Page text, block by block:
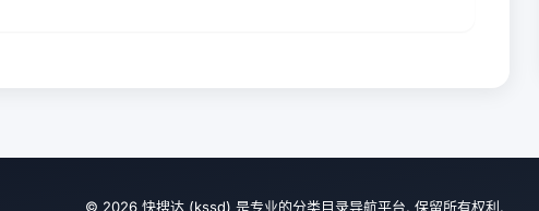
© 2026 快搜达 (kssd) 是专业的分类目录导航平台. 保留所有权利.